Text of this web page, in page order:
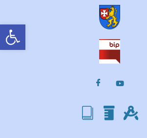
Otwórz pasek narzędzi